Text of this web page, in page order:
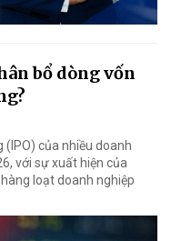
bổ dòng vốn
của nhiều doanh
với sự xuất hiện của
hàng loạt doanh nghiệp